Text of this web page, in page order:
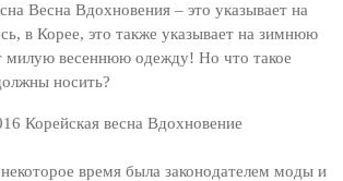
Весна Вдохновения – это указывает на
в Корее, это также указывает на зимнюю
милую весеннюю одежду! Но что такое
носить?
Корейская весна Вдохновение
время была законодателем моды и